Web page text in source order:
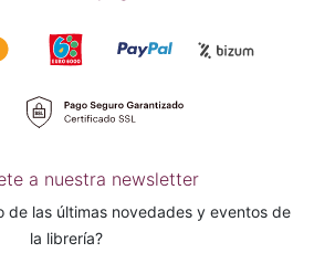
a nuestra newsletter
de las últimas novedades y eventos de
la librería?